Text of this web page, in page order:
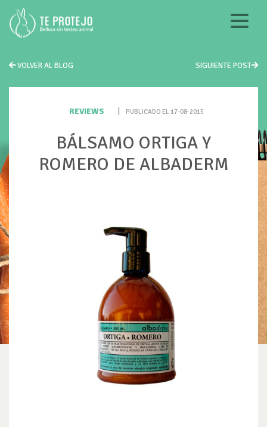
VOLVER AL BLOG SIGUIENTE POST
REVIEWS PUBLICADO EL 17-08-2015
BÁLSAMO ORTIGA Y
ROMERO DE ALBADERM